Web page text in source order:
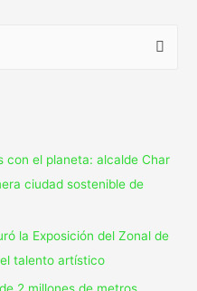
con el planeta: alcalde Char
ciudad sostenible de
la Exposición del Zonal de
talento artístico
2 millones de metros